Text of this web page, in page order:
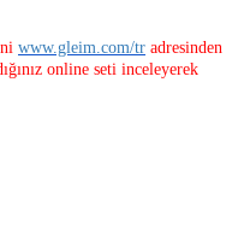
www.gleim.com/tr adresinden
online seti inceleyerek